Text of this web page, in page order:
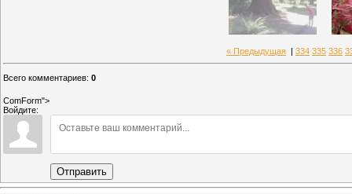
« Предыдущая 334 335 336
Всего комментариев: 0
ComForm">
Войдите:
Отправить